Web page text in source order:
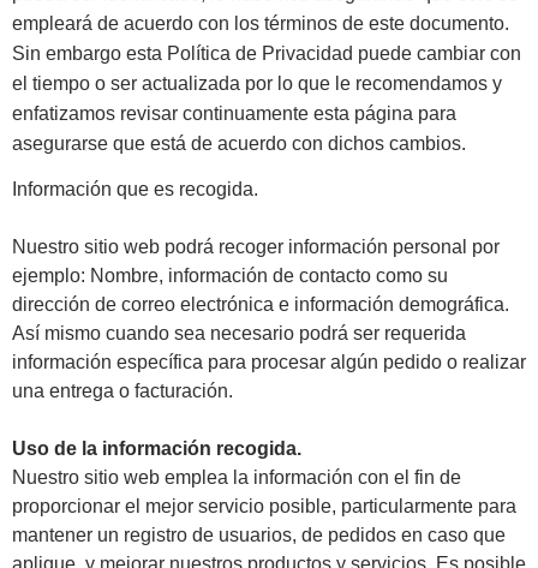
empleará de acuerdo con los términos de este documento.
Sin embargo esta Política de Privacidad puede cambiar con
el tiempo o ser actualizada por lo que le recomendamos y
enfatizamos revisar continuamente esta página para
asegurarse que está de acuerdo con dichos cambios.
Información que es recogida.
Nuestro sitio web podrá recoger información personal por
ejemplo: Nombre, información de contacto como su
dirección de correo electrónica e información demográfica.
Así mismo cuando sea necesario podrá ser requerida
información específica para procesar algún pedido o realizar
una entrega o facturación.
Uso de la información recogida.
Nuestro sitio web emplea la información con el fin de
proporcionar el mejor servicio posible, particularmente para
mantener un registro de usuarios, de pedidos en caso que